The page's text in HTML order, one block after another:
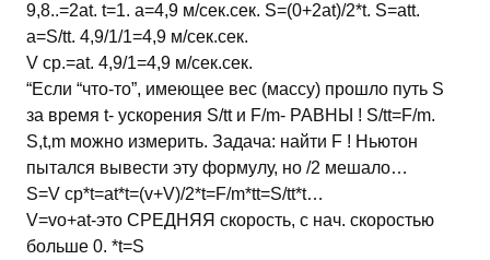
9,8..=2at. t=1. a=4,9 м/сек.сек. S=(0+2at)/2*t. S=att.
a=S/tt. 4,9/1/1=4,9 м/сек.сек.
V ср.=at. 4,9/1=4,9 м/сек.сек.
“Если “что-то”, имеющее вес (массу) прошло путь S
за время t- ускорения S/tt и F/m- РАВНЫ ! S/tt=F/m.
S,t,m можно измерить. Задача: найти F ! Ньютон
пытался вывести эту формулу, но /2 мешало…
S=V ср*t=at*t=(v+V)/2*t=F/m*tt=S/tt*t…
V=vo+at-это СРЕДНЯЯ скорость, с нач. скоростью
больше 0. *t=S